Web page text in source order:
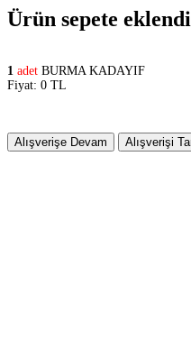
Ürün sepete eklendi
1 adet BURMA KADAYIF
Fiyat: 0 TL